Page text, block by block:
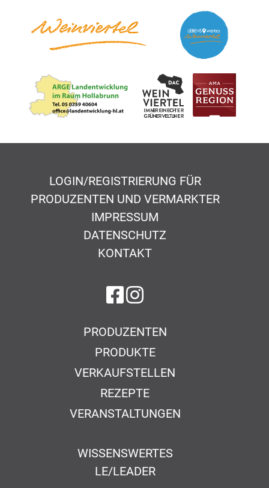
LOGIN/REGISTRIERUNG FÜR
PRODUZENTEN UND VERMARKTER
IMPRESSUM
DATENSCHUTZ
KONTAKT
auf Facebook
auf Instagram
PRODUZENTEN
PRODUKTE
VERKAUFSTELLEN
REZEPTE
VERANSTALTUNGEN
WISSENSWERTES
LE/LEADER